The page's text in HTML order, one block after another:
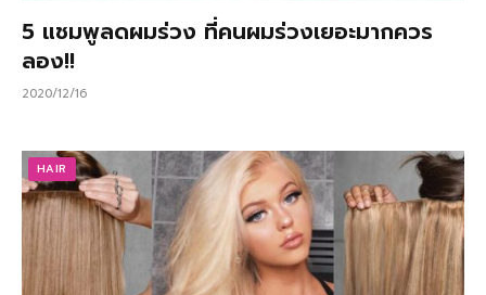
5 แชมพูลดผมร่วง ที่คนผมร่วงเยอะมากควร
ลอง!!
2020/12/16
HAIR